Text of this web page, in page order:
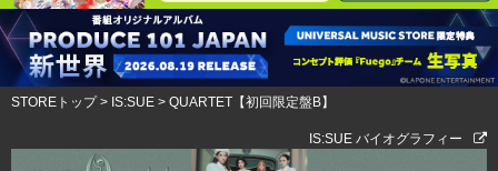
STOREトップ> IS:SUE > QUARTET【初回限定盤B】
IS:SUE バイオグラフィー